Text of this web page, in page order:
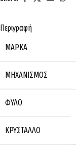
Περιγραφή
ΜΆΡΚΑ
ΜΗΧΑΝΙΣΜΌΣ
ΦΎΛΟ
ΚΡΎΣΤΑΛΛΟ